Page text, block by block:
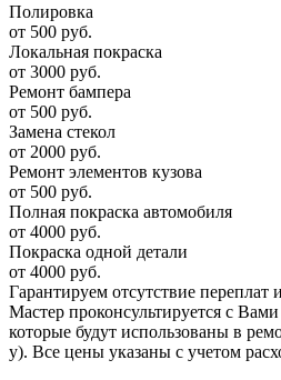
Полировка
от 500 руб.
Локальная покраска
от 3000 руб.
Ремонт бампера
от 500 руб.
Замена стекол
от 2000 руб.
Ремонт элементов кузова
от 500 руб.
Полная покраска автомобиля
от 4000 руб.
Покраска одной детали
от 4000 руб.
Гарантируем отсутствие
Мастер проконсультируется с
которые будут использованы в
у). Все цены указаны с учетом